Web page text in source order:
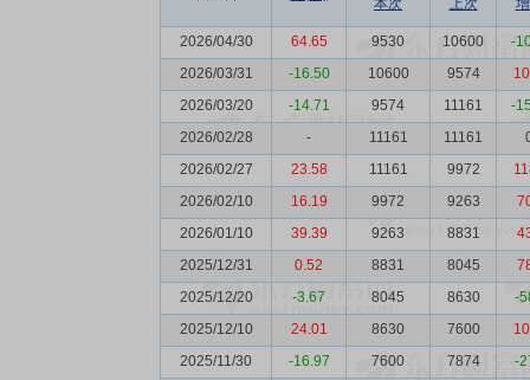
本次 上次
2026/04/30 64.65 9530 10600
-
2026/03/31
-16.50 10600 9574
2026/03/20
-14.71 9574 11161
-
2026/02/28
- 11161 11161
2026/02/27
23.58 11161 9972
2026/02/10
16.19 9972 9263
2026/01/10
39.39 9263 8831
2025/12/31
0.52 8831 8045
2025/12/20
-3.67 8045 8630
-
2025/12/10
24.01 8630 7600
2025/11/30
-16.97 7600 7874
-